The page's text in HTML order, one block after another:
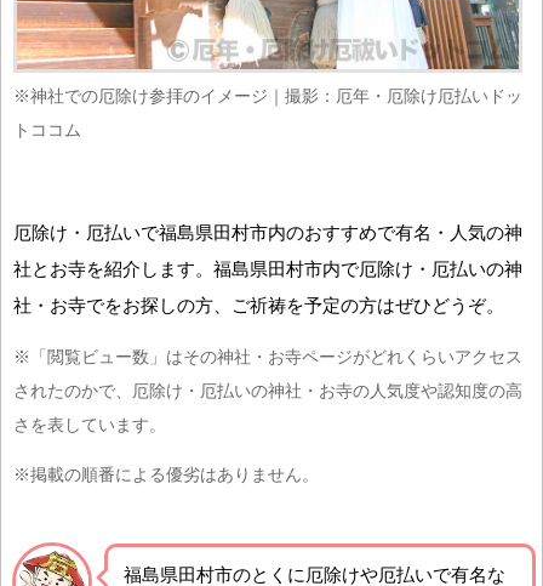
※神社での厄除け参拝のイメージ｜撮影：厄年・厄除け厄払いドッ
トココム
厄除け・厄払いで福島県田村市内のおすすめで有名・人気の神
社とお寺を紹介します。福島県田村市内で厄除け・厄払いの神
社・お寺でをお探しの方、ご祈祷を予定の方はぜひどうぞ。
※「閲覧ビュー数」はその神社・お寺ページがどれくらいアクセス
されたのかで、厄除け・厄払いの神社・お寺の人気度や認知度の高
さを表しています。
※掲載の順番による優劣はありません。
福島県田村市のとくに厄除けや厄払いで有名な